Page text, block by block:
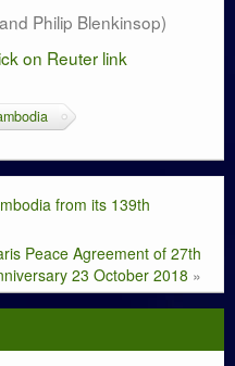
Philip Blenkinsop)
on Reuter link
from its 139th
Peace Agreement of 27th
23 October 2018 »